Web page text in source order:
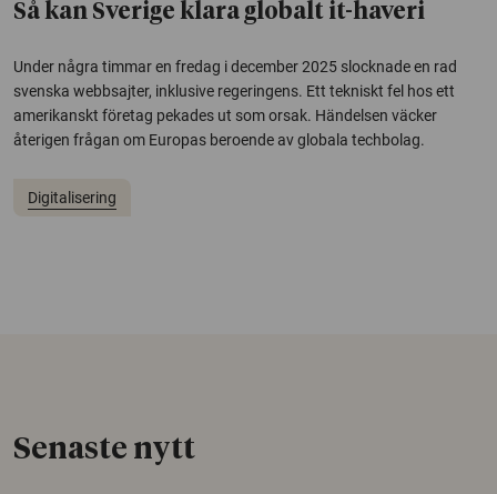
Så kan Sverige klara globalt it-haveri
Under några timmar en fredag i december 2025 slocknade en rad
svenska webbsajter, inklusive regeringens. Ett tekniskt fel hos ett
amerikanskt företag pekades ut som orsak. Händelsen väcker
återigen frågan om Europas beroende av globala techbolag.
Digitalisering
Senaste nytt